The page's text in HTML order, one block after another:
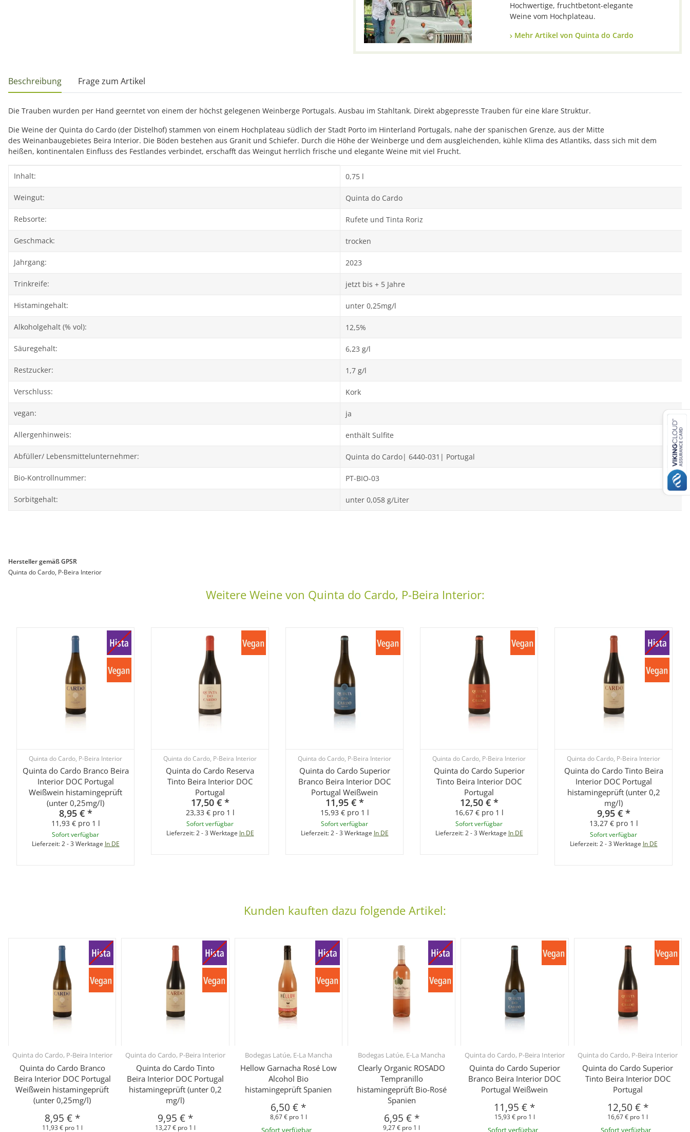
Hochwertige, fruchtbetont-elegante
Weine vom Hochplateau.
Mehr Artikel von Quinta do Cardo
weitere Registerkarten anzeigen
Beschreibung Frage zum Artikel
Die Trauben wurden per Hand geerntet von einem der höchst gelegenen Weinberge Portugals. Ausbau im Stahltank. Direkt abgepresste Trauben für eine klare Struktur.
Die Weine der Quinta do Cardo (der Distelhof) stammen von einem Hochplateau südlich der Stadt Porto im Hinterland Portugals, nahe der spanischen Grenze, aus der Mitte
des Weinanbaugebietes Beira Interior. Die Böden bestehen aus Granit und Schiefer. Durch die Höhe der Weinberge und dem ausgleichenden, kühle Klima des Atlantiks, dass sich mit dem
heißen, kontinentalen Einfluss des Festlandes verbindet, erschafft das Weingut herrlich frische und elegante Weine mit viel Frucht.
Produkteigenschaft
Wert
Inhalt: 0,75 l
Weingut: Quinta do Cardo
Rebsorte: Rufete und Tinta Roriz
Geschmack: trocken
Jahrgang: 2023
Trinkreife: jetzt bis + 5 Jahre
Histamingehalt: unter 0,25mg/l
Alkoholgehalt (% vol): 12,5%
Säuregehalt: 6,23 g/l
Restzucker: 1,7 g/l
Verschluss: Kork
vegan: ja
Allergenhinweis: enthält Sulfite
Abfüller/ Lebensmittelunternehmer: Quinta do Cardo| 6440-031| Portugal
Bio-Kontrollnummer: PT-BIO-03
Sorbitgehalt: unter 0,058 g/Liter
Hersteller gemäß GPSR
Quinta do Cardo, P-Beira Interior
Weitere Weine von Quinta do Cardo, P-Beira Interior:
Quinta do Cardo, P-Beira Interior
Quinta do Cardo Branco Beira
Interior DOC Portugal
Weißwein histamingeprüft
(unter 0,25mg/l)
8,95 € *
11,93 € pro 1 l
Sofort verfügbar
Lieferzeit:2 - 3 Werktage In DE
Quinta do Cardo, P-Beira Interior
Quinta do Cardo Reserva
Tinto Beira Interior DOC
Portugal
17,50 € *
23,33 € pro 1 l
Sofort verfügbar
Lieferzeit:2 - 3 Werktage In DE
Quinta do Cardo, P-Beira Interior
Quinta do Cardo Superior
Branco Beira Interior DOC
Portugal Weißwein
11,95 € *
15,93 € pro 1 l
Sofort verfügbar
Lieferzeit:2 - 3 Werktage In DE
Quinta do Cardo, P-Beira Interior
Quinta do Cardo Superior
Tinto Beira Interior DOC
Portugal
12,50 € *
16,67 € pro 1 l
Sofort verfügbar
Lieferzeit:2 - 3 Werktage In DE
Quinta do Cardo, P-Beira Interior
Quinta do Cardo Tinto Beira
Interior DOC Portugal
histamingeprüft (unter 0,2
mg/l)
9,95 € *
13,27 € pro 1 l
Sofort verfügbar
Lieferzeit:2 - 3 Werktage In DE
Kunden kauften dazu folgende Artikel:
Quinta do Cardo, P-Beira Interior
Quinta do Cardo Branco
Beira Interior DOC Portugal
Weißwein histamingeprüft
(unter 0,25mg/l)
8,95 € *
11,93 € pro 1 l
Quinta do Cardo, P-Beira Interior
Quinta do Cardo Tinto
Beira Interior DOC Portugal
histamingeprüft (unter 0,2
mg/l)
9,95 € *
13,27 € pro 1 l
Bodegas Latúe, E-La Mancha
Hellow Garnacha Rosé Low
Alcohol Bio
histamingeprüft Spanien
6,50 € *
8,67 € pro 1 l
Sofort verfügbar
Bodegas Latúe, E-La Mancha
Clearly Organic ROSADO
Tempranillo
histamingeprüft Bio-Rosé
Spanien
6,95 € *
9,27 € pro 1 l
Quinta do Cardo, P-Beira Interior
Quinta do Cardo Superior
Branco Beira Interior DOC
Portugal Weißwein
11,95 € *
15,93 € pro 1 l
Sofort verfügbar
Quinta do Cardo, P-Beira Interior
Quinta do Cardo Superior
Tinto Beira Interior DOC
Portugal
12,50 € *
16,67 € pro 1 l
Sofort verfügbar